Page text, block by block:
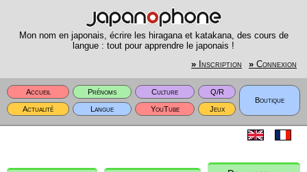
Mon nom en japonais, écrire les hiragana et katakana, des cours de
langue : tout pour apprendre le japonais !
» Inscription » Connexion
Accueil Prénoms Culture
Q/R
Boutique
Actualité
Langue YouTube Jeux